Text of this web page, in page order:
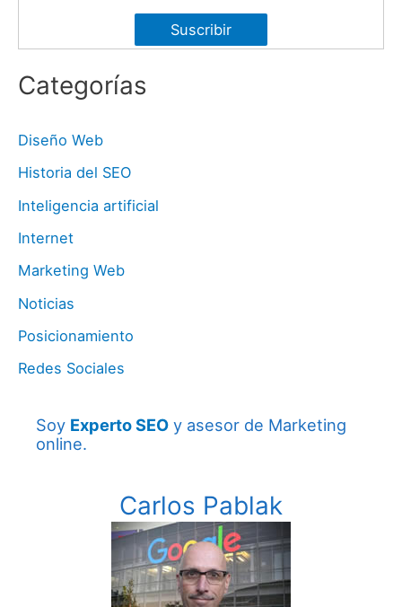
Categorías
Diseño Web
Historia del SEO
Inteligencia artificial
Internet
Marketing Web
Noticias
Posicionamiento
Redes Sociales
Soy Experto SEO y asesor de Marketing
online.
Carlos Pablak